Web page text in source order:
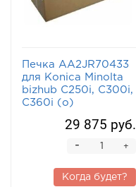
Печка AA2JR70433
для Konica Minolta
bizhub C250i, C300i,
C360i (o)
29 875 руб.
+
-
Когда будет?